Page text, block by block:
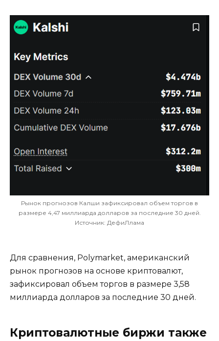
Рынок прогнозов Калши зафиксировал объем торгов в
размере 4,47 миллиарда долларов за последние 30 дней.
Источник: ДефиЛлама
Для сравнения, Polymarket, американский
рынок прогнозов на основе криптовалют,
зафиксировал объем торгов в размере 3,58
миллиарда долларов за последние 30 дней.
Криптовалютные биржи также